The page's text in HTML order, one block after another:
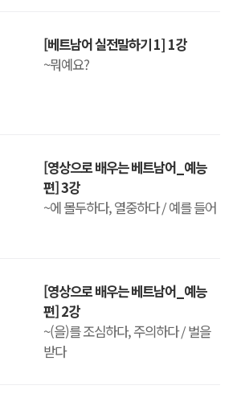
[베트남어 실전말하기 1] 1강
~뭐예요?
[영상으로 배우는 베트남어_예능
편] 3강
~에 몰두하다, 열중하다 / 예를 들어
[영상으로 배우는 베트남어_예능
편] 2강
~(을)를 조심하다, 주의하다 / 벌을
받다